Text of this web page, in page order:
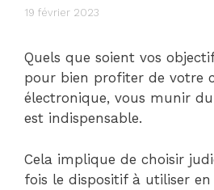
19 février 2023
Quels que soient vos
pour bien profiter de votre
électronique, vous munir
est indispensable.
Cela implique de choisir
fois le dispositif à utiliser